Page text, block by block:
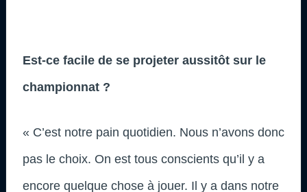
Est-ce facile de se projeter aussitôt sur le
championnat ?
« C’est notre pain quotidien. Nous n’avons donc
pas le choix. On est tous conscients qu’il y a
encore quelque chose à jouer. Il y a dans notre